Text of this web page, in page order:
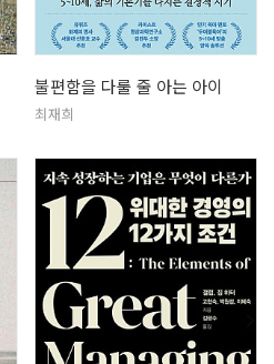
불편함을 다룰 줄 아는 아이
최재희